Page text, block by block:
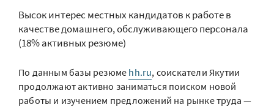
Высок интерес местных кандидатов к работе в
качестве домашнего, обслуживающего персонала
(18% активных резюме)
По данным базы резюме hh.ru, соискатели Якутии
продолжают активно заниматься поиском новой
работы и изучением предложений на рынке труда —